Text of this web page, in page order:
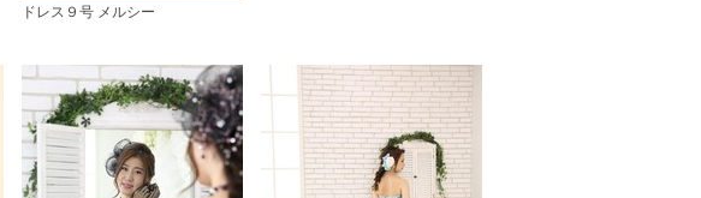
ドレス９号 メルシー